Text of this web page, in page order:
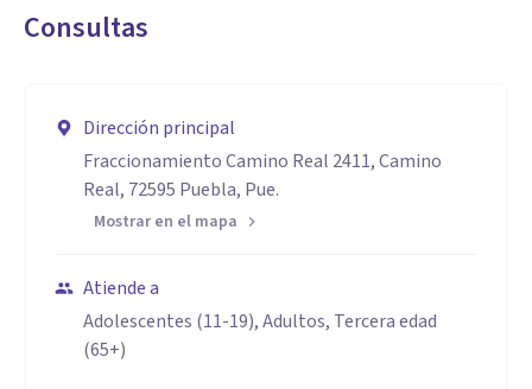
Consultas
Dirección principal
Fraccionamiento Camino Real 2411, Camino
Real, 72595 Puebla, Pue.
Mostrar en el mapa
Atiende a
Adolescentes (11-19), Adultos, Tercera edad
(65+)